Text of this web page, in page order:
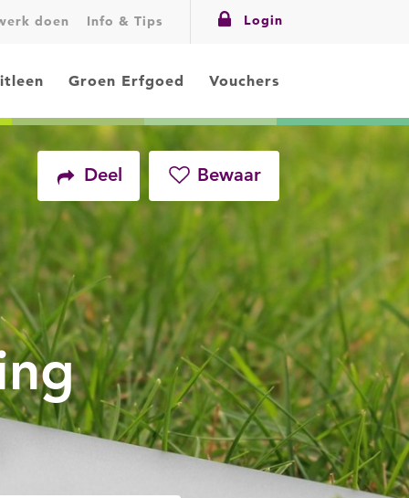
Groen Erfgoed Vouchers
doen Info & Tips Login
Deel
Facebook
Twitter
LinkedIn
Mail
Bewaar